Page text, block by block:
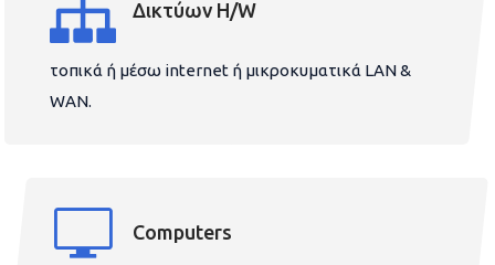
Δικτύων H/W
τοπικά ή μέσω internet ή μικροκυματικά LAN &
WAN.
Computers